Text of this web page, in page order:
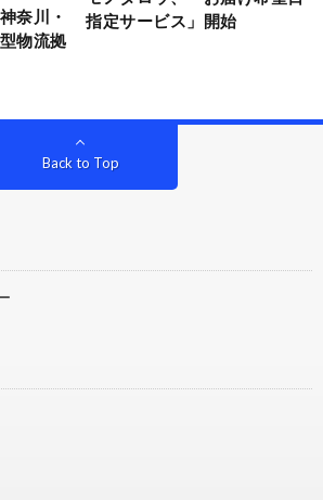
奈川・
物流拠
指定サービス」開始
Back to Top